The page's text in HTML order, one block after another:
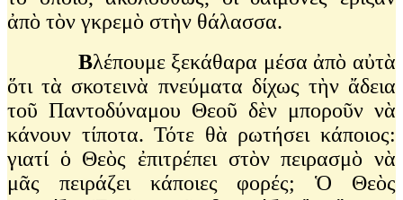
ἀπὸ τὸν γκρεμὸ στὴν θάλασσα.
Βλέπουμε ξεκάθαρα μέσα ἀπὸ αὐτὰ
ὅτι τὰ σκοτεινὰ πνεύματα δίχως τὴν ἄδεια
τοῦ Παντοδύναμου Θεοῦ δὲν μποροῦν νὰ
κάνουν τίποτα. Τότε θὰ ρωτήσει κάποιος:
γιατί ὁ Θεὸς ἐπιτρέπει στὸν πειρασμὸ νὰ
μᾶς πειράζει κάποιες φορές; Ὁ Θεὸς